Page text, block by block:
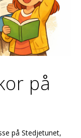
på
på Stedjetunet,